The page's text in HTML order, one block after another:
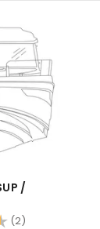
/
(2)